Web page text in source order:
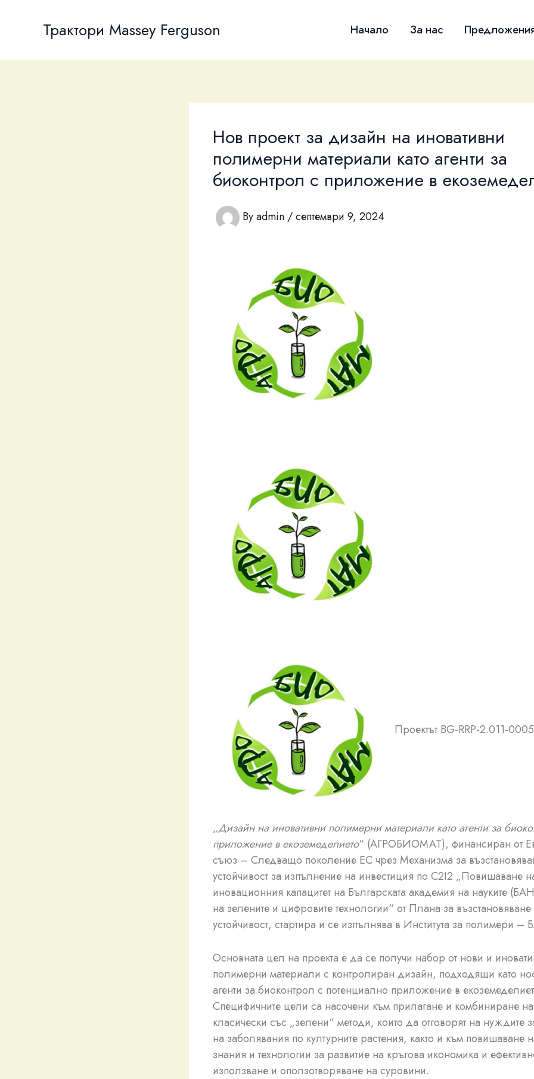
Трактори Massey Ferguson Начало За нас
Нов проект за дизайн на иновативни
полимерни материали като агенти за
биоконтрол с приложение в
Byadmin /септември 9, 2024
Проектът BG-RRP-2.011-
„Дизайн на иновативни полимерни материали като агенти за
приложение в екоземеделието“ (АГРОБИОМАТ), финансиран от
съюз – Следващо поколение ЕС чрез Механизма за
устойчивост за изпълнение на инвестиция по С2I2 „Повишаване
иновационния капацитет на Българската академия на науките
на зелените и цифровите технологии“ от Плана за възстановяване
устойчивост, стартира и се изпълнява в Института за полимери –
Основната цел на проекта е да се получи набор от нови и
полимерни материали с контролиран дизайн, подходящи като
агенти за биоконтрол с потенциално приложение в
Специфичните цели са насочени към прилагане и комбиниране на
класически със „зелени“ методи, които да отговорят на нуждите
на заболявания по културните растения, както и към повишаване
знания и технологии за развитие на кръгова икономика и
използване и оползотворяване на суровини.